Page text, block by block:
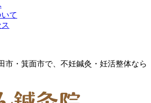
て
市・箕面市で、不妊鍼灸・妊活整体なら